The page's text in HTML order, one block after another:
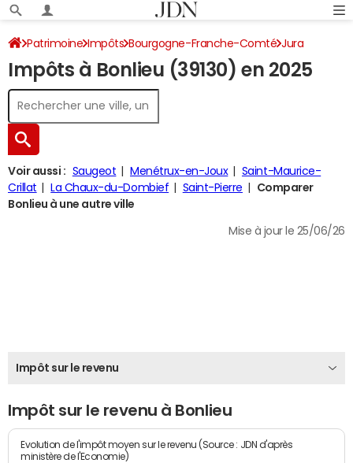
Patrimoine Impôts Bourgogne-Franche-Comté Jura
Bonlieu Impôt sur le revenu
Impôts à Bonlieu (39130) en 2025
Voir aussi : Saugeot Menétrux-en-Joux
Saint-Maurice-
Crillat
La Chaux-du-Dombief Saint-Pierre
Comparer
Bonlieu à une autre ville
Mise à jour le 25/06/26
Impôt sur le revenu
Impôt sur le revenu à Bonlieu
Evolution de l'impôt moyen sur le revenu (Source : JDN d'après
ministère de l'Economie)